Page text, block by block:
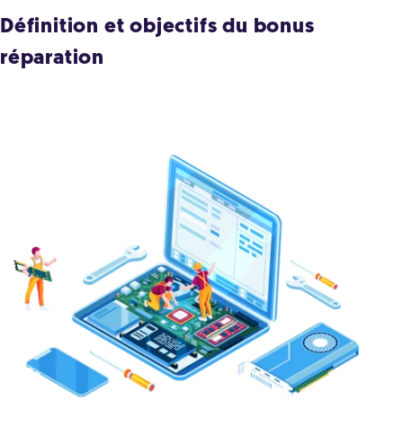
Définition et objectifs du bonus
réparation